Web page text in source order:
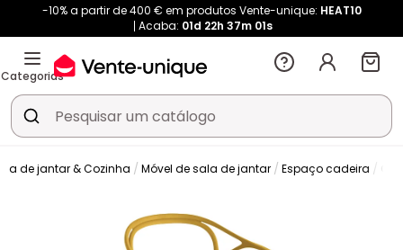
-10% a partir de 400 € em produtos Vente-unique: HEAT10
Acaba: 01d 22h 37m 00s
Categorias
de jantar & Cozinha Móvel de sala de jantar Espaço cadeira